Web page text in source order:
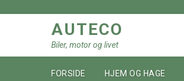
AUTECO
Biler, motor og livet
FORSIDE HJEM OG HAGE